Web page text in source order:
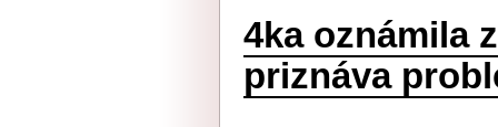
4ka oznámila
priznáva